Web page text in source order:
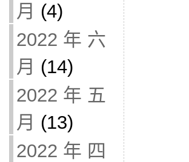
月 (4)
2022 年 六
月 (14)
2022 年 五
月 (13)
2022 年 四